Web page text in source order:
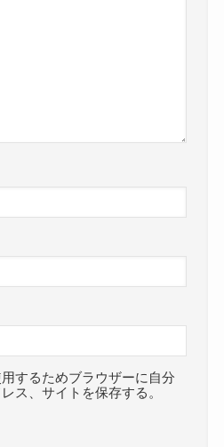
するためブラウザーに自分
ス、サイトを保存する。